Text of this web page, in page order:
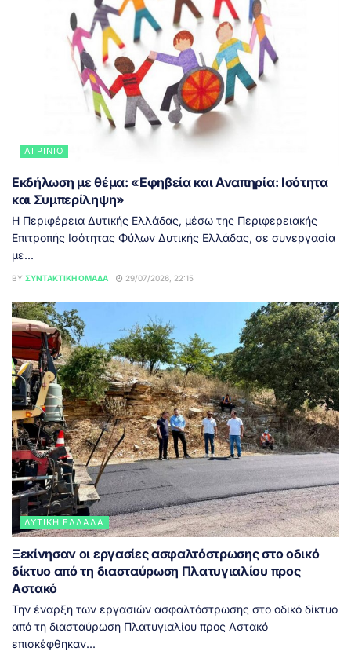
ΑΓΡΊΝΙΟ
Εκδήλωση με θέμα: «Εφηβεία και Αναπηρία: Ισότητα
και Συμπερίληψη»
Η Περιφέρεια Δυτικής Ελλάδας, μέσω της Περιφερειακής
Επιτροπής Ισότητας Φύλων Δυτικής Ελλάδας, σε συνεργασία
με...
BY ΣΥΝΤΑΚΤΙΚΉ ΟΜΆΔΑ 29/07/2026, 22:15
ΔΥΤΙΚΉ ΕΛΛΆΔΑ
Ξεκίνησαν οι εργασίες ασφαλτόστρωσης στο οδικό
δίκτυο από τη διασταύρωση Πλατυγιαλίου προς
Αστακό
Την έναρξη των εργασιών ασφαλτόστρωσης στο οδικό δίκτυο
από τη διασταύρωση Πλατυγιαλίου προς Αστακό
επισκέφθηκαν...